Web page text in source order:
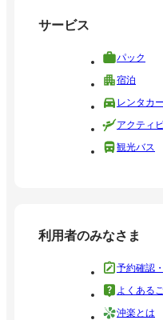
サービス
パック
宿泊
レンタカー
アクティ
観光バス
利用者のみなさま
予約確認
よくある
沖楽とは